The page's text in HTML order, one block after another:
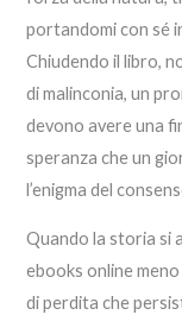
portandomi con sé
Chiudendo il libro,
di malinconia, un
devono avere una
speranza che un
l’enigma del
Quando la storia si
ebooks online
di perdita che